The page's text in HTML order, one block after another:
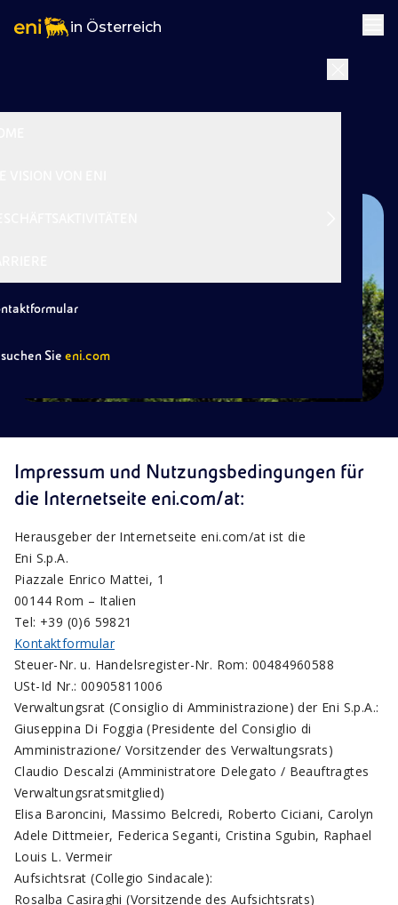
in Österreich
Sie eni.com
Impressum und Nutzungsbedingungen für
die Internetseite eni.com/at:
Herausgeber der Internetseite eni.com/at ist die
Eni S.p.A.
Piazzale Enrico Mattei, 1
00144 Rom – Italien
Tel: +39 (0)6 59821
Kontaktformular
Steuer-Nr. u. Handelsregister-Nr. Rom: 00484960588
USt-Id Nr.: 00905811006
Verwaltungsrat (Consiglio di Amministrazione) der Eni S.p.A.:
Giuseppina Di Foggia (Presidente del Consiglio di
Amministrazione/ Vorsitzender des Verwaltungsrats)
Claudio Descalzi (Amministratore Delegato / Beauftragtes
Verwaltungsratsmitglied)
Elisa Baroncini, Massimo Belcredi, Roberto Ciciani, Carolyn
Adele Dittmeier, Federica Seganti, Cristina Sgubin, Raphael
Louis L. Vermeir
Aufsichtsrat (Collegio Sindacale):
Rosalba Casiraghi (Vorsitzende des Aufsichtsrats)